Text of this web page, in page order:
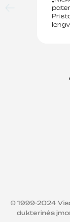
© 1999-2024
dukterinės